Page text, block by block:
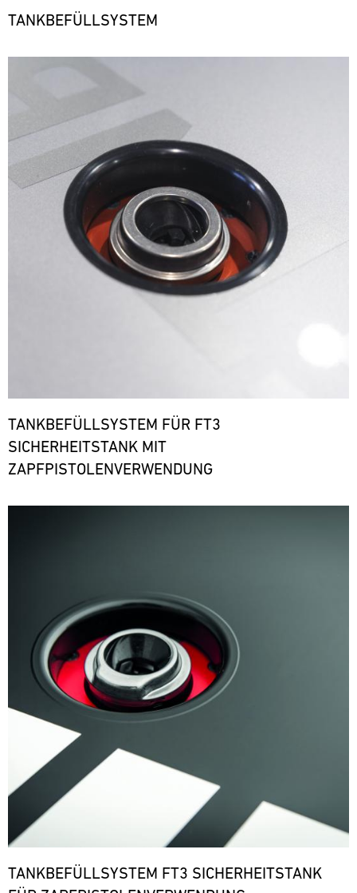
TANKBEFÜLLSYSTEM
TANKBEFÜLLSYSTEM FÜR FT3
SICHERHEITSTANK MIT
ZAPFPISTOLENVERWENDUNG
TANKBEFÜLLSYSTEM FT3 SICHERHEITSTANK